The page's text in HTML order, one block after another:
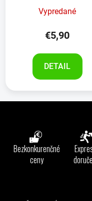
Vypredané
€5,90
DETAIL
Bezkonkurenčné
ceny